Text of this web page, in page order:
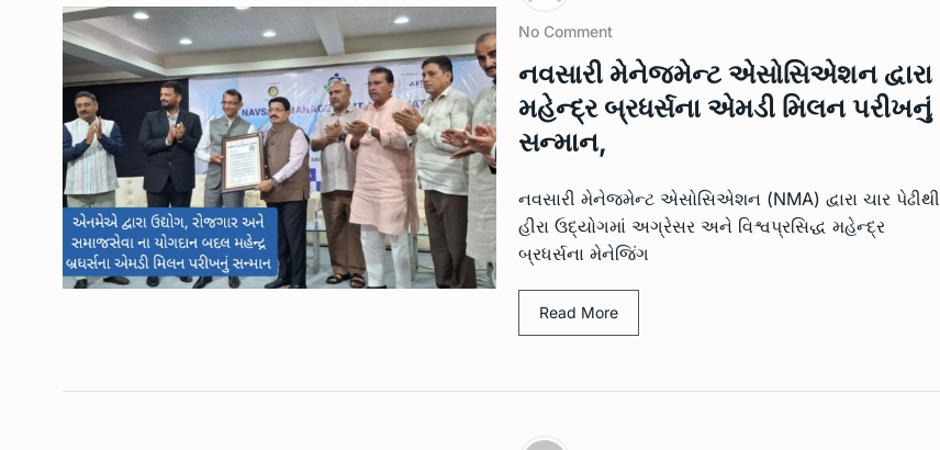
No Comment
નવસારી મેનેજમેન્ટ એસોસિએશન દ્વારા
મહેન્દ્ર બ્રધર્સના એમડી મિલન પરીખનું
સન્માન,
નવસારી મેનેજમેન્ટ એસોસિએશન (NMA) દ્વારા ચાર પેઢીથી
હીરા ઉદ્યોગમાં અગ્રેસર અને વિશ્વપ્રસિદ્ધ મહેન્દ્ર
બ્રધર્સના મેનેજિંગ
Read More
ઉભરાટ નજીકના પરસોલી ગામે
11